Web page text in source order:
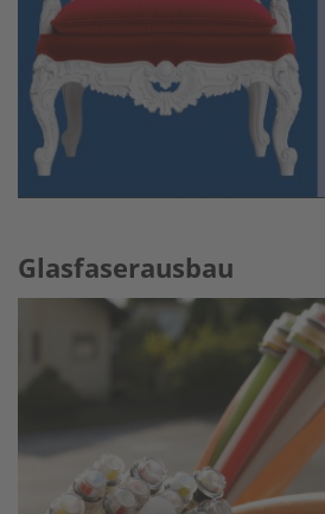
Glasfaserausbau